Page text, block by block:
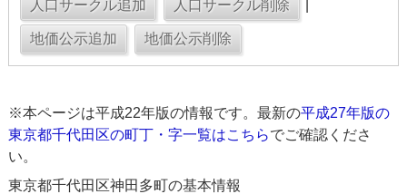
※本ページは平成22年版の情報です。最新の平成27年版の
東京都千代田区の町丁・字一覧はこちらでご確認くださ
い。
東京都千代田区神田多町の基本情報